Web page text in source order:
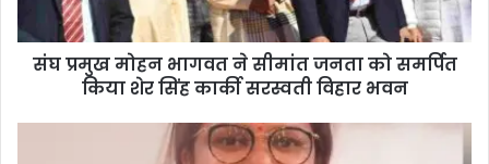
संघ प्रमुख मोहन भागवत ने सीमांत जनता को समर्पित
किया शेर सिंह कार्की सरस्वती विहार भवन